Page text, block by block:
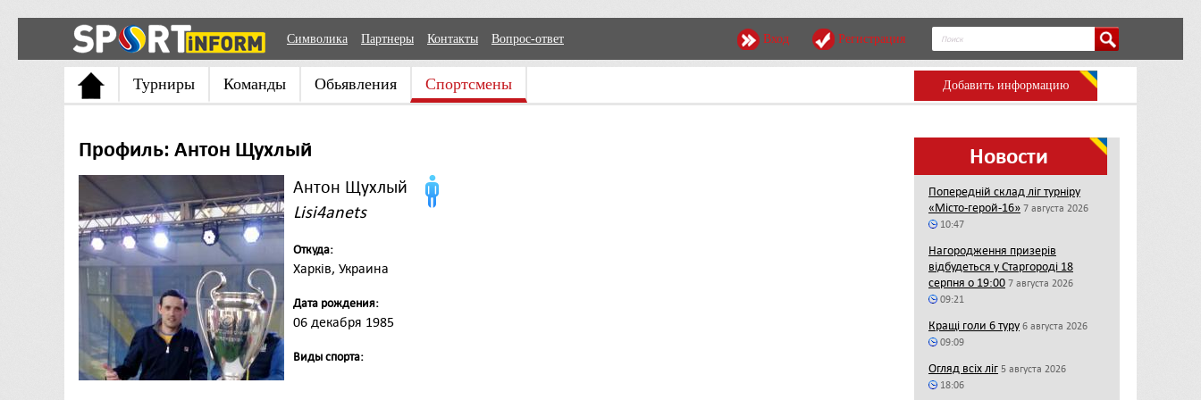
Символика Партнеры Контакты Вопрос-ответ Вход Регистрация
Турниры Команды Обьявления Спортсмены Добавить информацию
Профиль: Антон Щухлый
Антон Щухлый
Lisi4anets
Откуда:
Харків, Украина
Дата рождения:
06 декабря 1985
Виды спорта:
Новости
Попередній склад ліг турніру
«Місто-герой-16» 7 августа 2026
10:47
Нагородження призерів
відбудеться у Старгороді 18
серпня о 19:00 7 августа 2026
09:21
Кращі голи 6 туру 6 августа 2026
09:09
Огляд всіх ліг 5 августа 2026
18:06